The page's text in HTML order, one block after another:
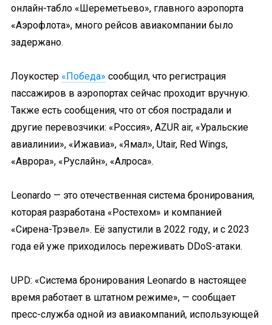
онлайн-табло «Шереметьево», главного аэропорта
«Аэрофлота», много рейсов авиакомпании было
задержано.
Лоукостер «Победа» сообщил, что регистрация
пассажиров в аэропортах сейчас проходит вручную.
Также есть сообщения, что от сбоя пострадали и
другие перевозчики: «Россия», AZUR air, «Уральские
авиалинии», «Ижавиа», «Ямал», Utair, Red Wings,
«Аврора», «Руслайн», «Алроса».
Leonardo — это отечественная система бронирования,
которая разработана «Ростехом» и компанией
«Сирена-Трэвел». Её запустили в 2022 году, и с 2023
года ей уже приходилось переживать DDoS-атаки.
UPD: «Система бронирования Leonardo в настоящее
время работает в штатном режиме», — сообщает
пресс-служба одной из авиакомпаний, использующей